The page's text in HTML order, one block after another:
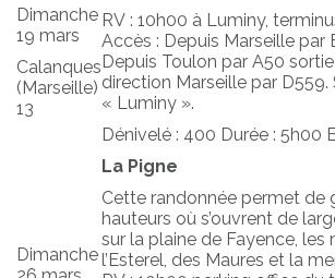
Dimanche
19 mars
Calanques
(Marseille)
13
RV : 10h00 à Luminy,
Accès : Depuis Marseille par
Depuis Toulon par A50
direction Marseille par D559.
« Luminy ».
Dénivelé : 400 Durée : 5h00
Dimanche
La Pigne
Cette randonnée permet de
hauteurs où s’ouvrent de
sur la plaine de Fayence, les
l’Esterel, des Maures et la